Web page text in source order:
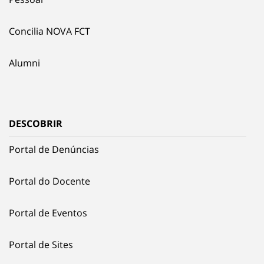
Concilia NOVA FCT
Alumni
DESCOBRIR
Portal de Denúncias
Portal do Docente
Portal de Eventos
Portal de Sites